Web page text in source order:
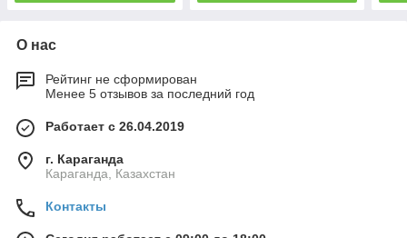
О нас
Рейтинг не сформирован
Менее 5 отзывов за последний год
Работает с 26.04.2019
г. Караганда
Караганда, Казахстан
Контакты